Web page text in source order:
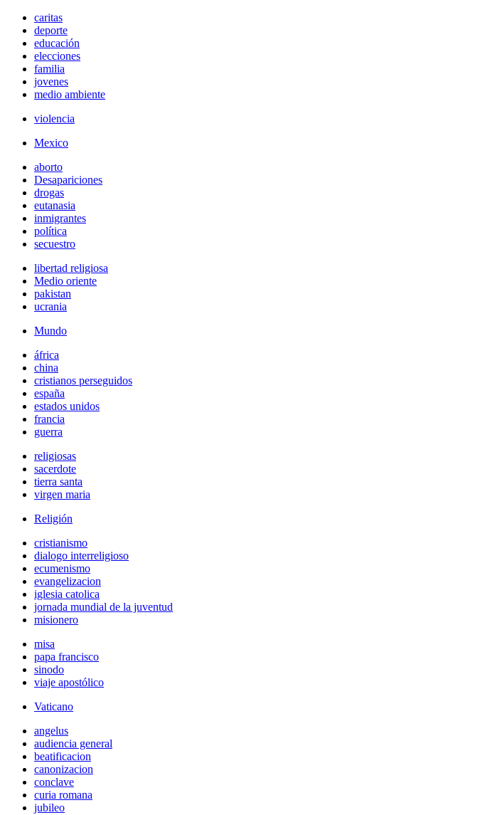
caritas
deporte
educación
elecciones
familia
jovenes
medio ambiente
violencia
Mexico
aborto
Desapariciones
drogas
eutanasia
inmigrantes
política
secuestro
libertad religiosa
Medio oriente
pakistan
ucrania
Mundo
áfrica
china
cristianos perseguidos
españa
estados unidos
francia
guerra
religiosas
sacerdote
tierra santa
virgen maria
Religión
cristianismo
dialogo interreligioso
ecumenismo
evangelizacion
iglesia catolica
jornada mundial de la juventud
misionero
misa
papa francisco
sinodo
viaje apostólico
Vaticano
angelus
audiencia general
beatificacion
canonizacion
conclave
curia romana
jubileo